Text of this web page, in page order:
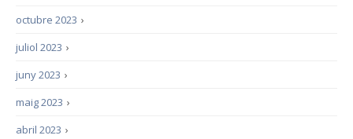
›
octubre 2023
›
juliol 2023
›
juny 2023
›
maig 2023
›
abril 2023